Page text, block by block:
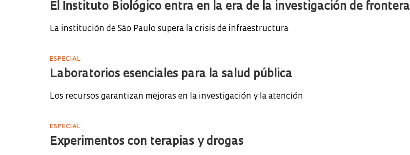
El Instituto Biológico entra en la era de la investigación de frontera
La institución de São Paulo supera la crisis de infraestructura
ESPECIAL
Laboratorios esenciales para la salud pública
Los recursos garantizan mejoras en la investigación y la atención
ESPECIAL
Experimentos con terapias y drogas